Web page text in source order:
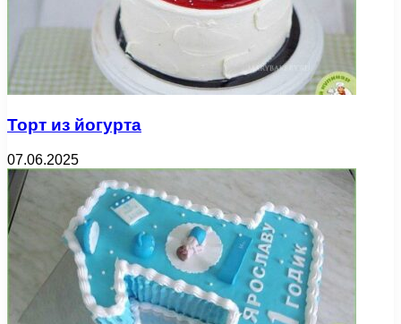
Торт из йогурта
07.06.2025